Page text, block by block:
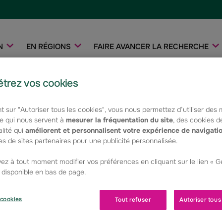
EN RÉGIONS FAIRE AVANCER LA RECHERCHE
Responsable communication
vos cookies
sur "Autoriser tous les cookies", vous nous permettez d’utiliser des
qui nous servent à mesurer la fréquentation du site, des cookies
qui améliorent et personnalisent votre expérience de
de sites partenaires pour une publicité personnalisée.
à tout moment modifier vos préférences en cliquant sur le lien «
en bas de page.
Tout refuser Autoriser tous